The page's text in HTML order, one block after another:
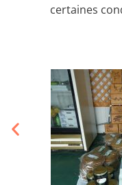
certaines